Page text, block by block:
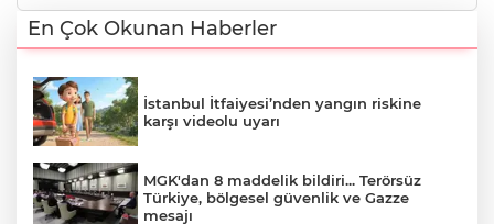
En Çok Okunan Haberler
İstanbul İtfaiyesi’nden yangın riskine
karşı videolu uyarı
MGK'dan 8 maddelik bildiri... Terörsüz
Türkiye, bölgesel güvenlik ve Gazze
mesajı